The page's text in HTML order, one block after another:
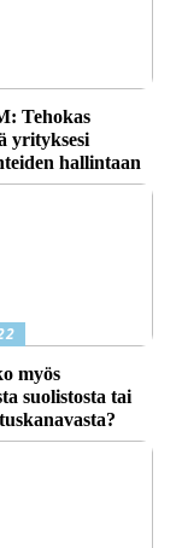
Tehokas
yrityksesi
hallintaan
myös
suolistosta tai